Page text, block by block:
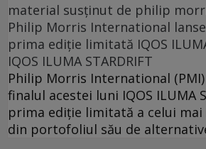
material susținut de philip
Philip Morris International
prima ediție limitată IQOS
IQOS ILUMA STARDRIFT
Philip Morris International (PMI)
finalul acestei luni IQOS ILUMA
prima ediție limitată a celui
din portofoliul său de